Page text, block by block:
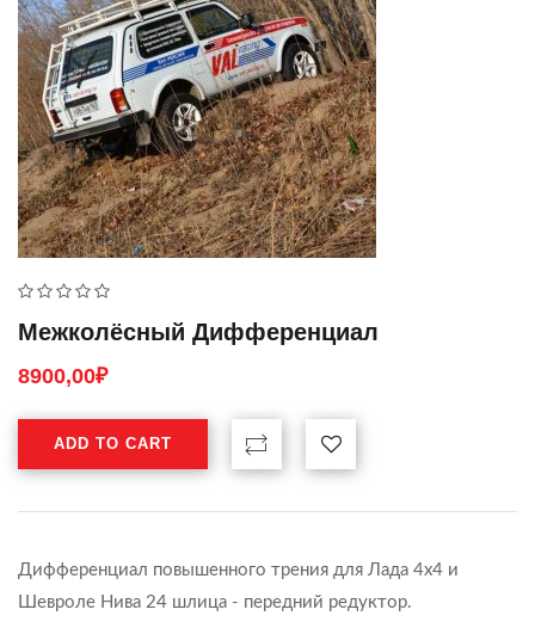
Межколёсный Дифференциал
8900,00₽
ADD TO CART
Дифференциал повышенного трения для Лада 4х4 и
Шевроле Нива 24 шлица - передний редуктор.